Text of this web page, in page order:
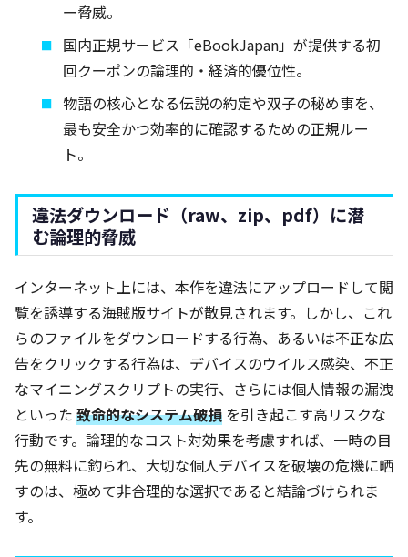
ー脅威。
国内正規サービス「eBookJapan」が提供する初
回クーポンの論理的・経済的優位性。
物語の核心となる伝説の約定や双子の秘め事を、
最も安全かつ効率的に確認するための正規ルー
ト。
違法ダウンロード（raw、zip、pdf）に潜
む論理的脅威
インターネット上には、本作を違法にアップロードして閲
覧を誘導する海賊版サイトが散見されます。しかし、これ
らのファイルをダウンロードする行為、あるいは不正な広
告をクリックする行為は、デバイスのウイルス感染、不正
なマイニングスクリプトの実行、さらには個人情報の漏洩
といった 致命的なシステム破損 を引き起こす高リスクな
行動です。論理的なコスト対効果を考慮すれば、一時の目
先の無料に釣られ、大切な個人デバイスを破壊の危機に晒
すのは、極めて非合理的な選択であると結論づけられま
す。